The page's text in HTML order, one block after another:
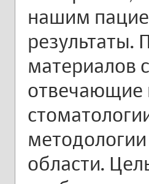
нашим
результаты.
материалов
отвечающие
области.